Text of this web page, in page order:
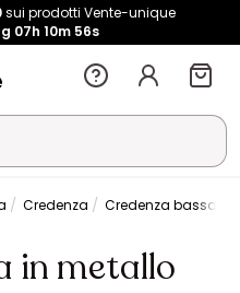
sui prodotti Vente-unique
07h 10m 56s
Credenza Credenza bassa in
in metallo